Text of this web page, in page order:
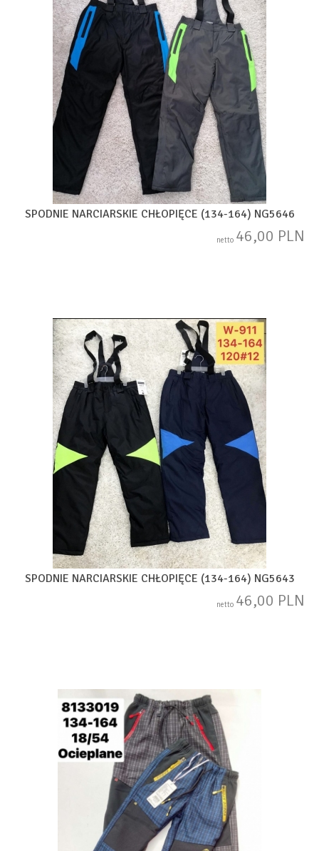
SPODNIE NARCIARSKIE CHŁOPIĘCE (134-164) NG5646
netto 46,00 PLN
SPODNIE NARCIARSKIE CHŁOPIĘCE (134-164) NG5643
netto 46,00 PLN